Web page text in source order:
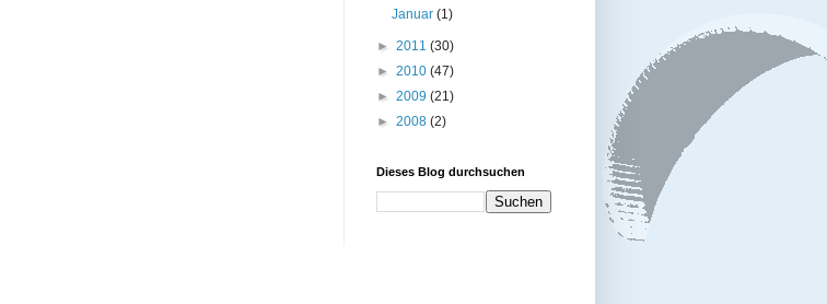
Januar(1)
► 2011 (30)
► 2010 (47)
► 2009 (21)
► 2008 (2)
Dieses Blog durchsuchen